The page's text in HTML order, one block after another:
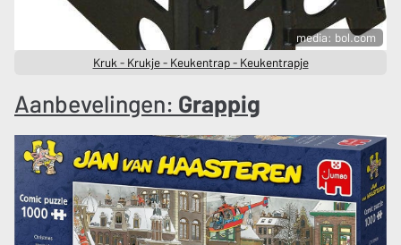
media: bol.com
Kruk - Krukje - Keukentrap - Keukentrapje
Aanbevelingen: Grappig